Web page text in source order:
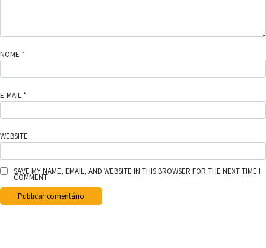
NOME *
E-MAIL *
WEBSITE
SAVE MY NAME, EMAIL, AND WEBSITE IN THIS BROWSER FOR THE NEXT TIME I
COMMENT